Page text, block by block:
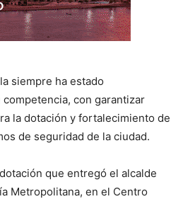
siempre ha estado
con garantizar
la dotación y fortalecimiento de
de seguridad de la ciudad.
que entregó el alcalde
Metropolitana, en el Centro